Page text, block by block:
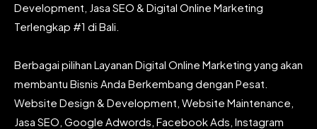
Development, Jasa SEO & Digital Online Marketing
Terlengkap #1 di Bali.
Berbagai pilihan Layanan Digital Online Marketing yang akan
membantu Bisnis Anda Berkembang dengan Pesat.
Website Design & Development, Website Maintenance,
Jasa SEO, Google Adwords, Facebook Ads, Instagram